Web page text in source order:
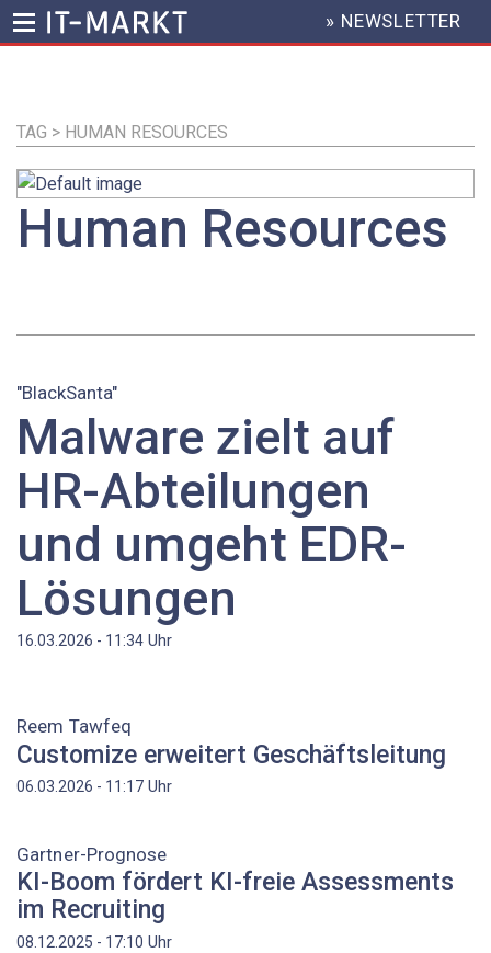
Inhalt
HEADER
MENU
» NEWSLETTER
TAG > HUMAN RESOURCES
Human Resources
"BlackSanta"
Malware zielt auf
HR-Abteilungen
und umgeht EDR-
Lösungen
16.03.2026 - 11:34 Uhr
Reem Tawfeq
Customize erweitert Geschäftsleitung
06.03.2026 - 11:17 Uhr
Gartner-Prognose
KI-Boom fördert KI-freie Assessments
im Recruiting
08.12.2025 - 17:10 Uhr